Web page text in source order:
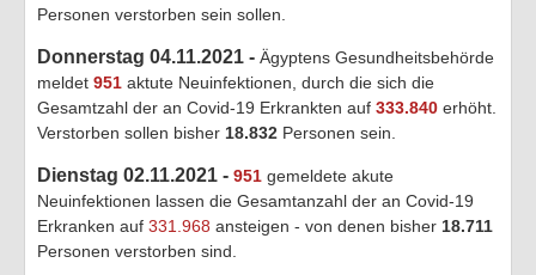
Personen verstorben sein sollen.
Donnerstag 04.11.2021 - Ägyptens Gesundheitsbehörde
meldet 951 aktute Neuinfektionen, durch die sich die
Gesamtzahl der an Covid-19 Erkrankten auf 333.840 erhöht.
Verstorben sollen bisher 18.832 Personen sein.
Dienstag 02.11.2021 - 951 gemeldete akute
Neuinfektionen lassen die Gesamtanzahl der an Covid-19
Erkranken auf 331.968 ansteigen - von denen bisher 18.711
Personen verstorben sind.